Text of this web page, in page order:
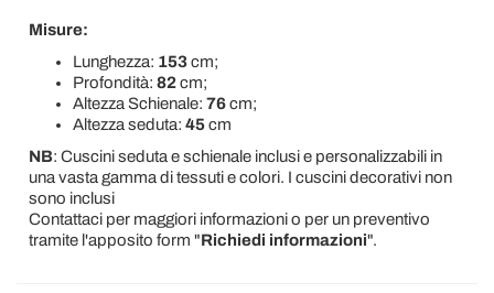
Misure:
Lunghezza: 153cm;
Profondità: 82cm;
Altezza Schienale: 76cm;
Altezza seduta: 45cm
NB: Cuscini seduta e schienale inclusi e personalizzabili in
una vasta gamma di tessuti e colori. I cuscini decorativi non
sono inclusi
Contattaci per maggiori informazioni o per un preventivo
tramite l'apposito form "Richiedi informazioni".